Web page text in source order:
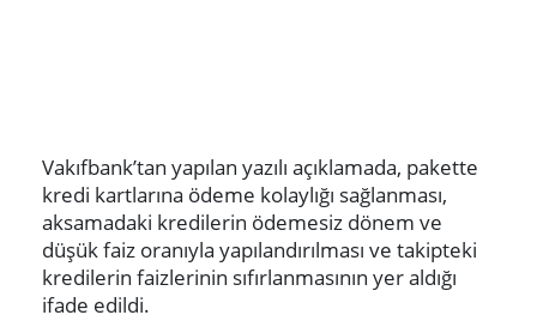
Vakıfbank’tan yapılan yazılı açıklamada, pakette
kredi kartlarına ödeme kolaylığı sağlanması,
aksamadaki kredilerin ödemesiz dönem ve
düşük faiz oranıyla yapılandırılması ve takipteki
kredilerin faizlerinin sıfırlanmasının yer aldığı
ifade edildi.